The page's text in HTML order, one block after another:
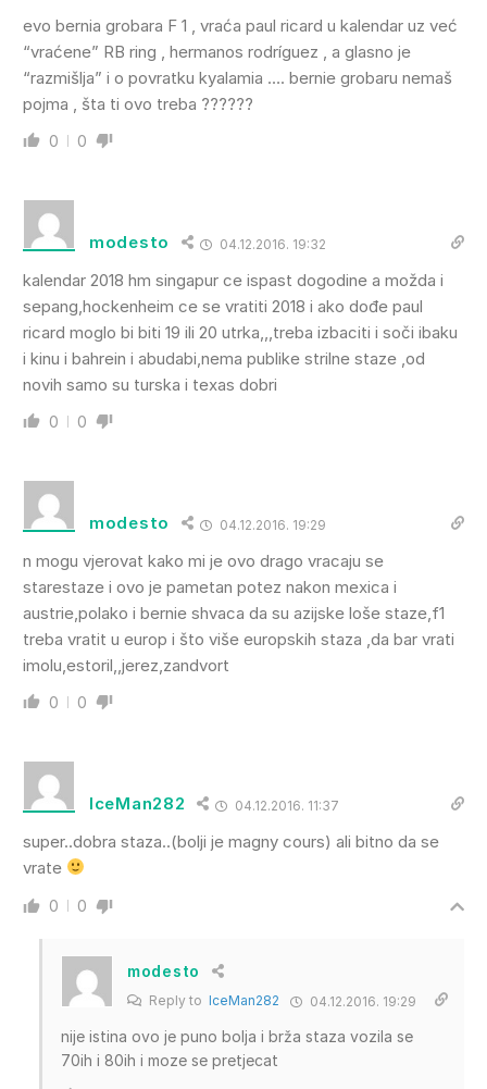
evo bernia grobara F 1 , vraća paul ricard u kalendar uz već
“vraćene” RB ring , hermanos rodríguez , a glasno je
“razmišlja” i o povratku kyalamia …. bernie grobaru nemaš
pojma , šta ti ovo treba ??????
0 0
modesto 04.12.2016. 19:32
kalendar 2018 hm singapur ce ispast dogodine a možda i
sepang,hockenheim ce se vratiti 2018 i ako dođe paul
ricard moglo bi biti 19 ili 20 utrka,,,treba izbaciti i soči ibaku
i kinu i bahrein i abudabi,nema publike strilne staze ,od
novih samo su turska i texas dobri
0 0
modesto 04.12.2016. 19:29
n mogu vjerovat kako mi je ovo drago vracaju se
starestaze i ovo je pametan potez nakon mexica i
austrie,polako i bernie shvaca da su azijske loše staze,f1
treba vratit u europ i što više europskih staza ,da bar vrati
imolu,estoril,,jerez,zandvort
0 0
IceMan282 04.12.2016. 11:37
super..dobra staza..(bolji je magny cours) ali bitno da se
vrate
0 0
modesto
Reply to IceMan282 04.12.2016. 19:29
nije istina ovo je puno bolja i brža staza vozila se
70ih i 80ih i moze se pretjecat